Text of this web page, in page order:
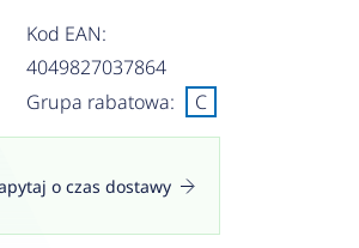
Kod EAN:
4049827037864
Grupa rabatowa:
C
o czas dostawy